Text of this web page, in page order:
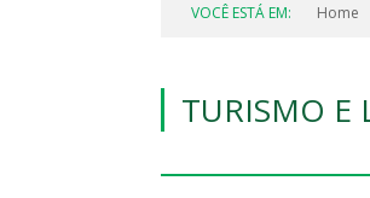
VOCÊ ESTÁ EM: Home
TURISMO E